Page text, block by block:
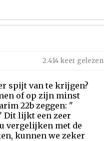
2.414 keer gelezen
spijt van te krijgen?
of op zijn minst
22b zeggen: "
Dit lijkt een zeer
vergelijken met de
kunnen we zeker